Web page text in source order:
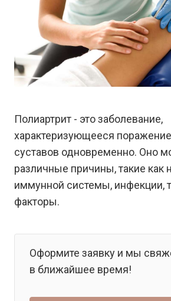
Полиартрит - это заболевание,
характеризующееся
суставов одновременно. Оно
различные причины, такие как
иммунной системы, инфекции,
факторы.
Оформите заявку и мы
в ближайшее время!